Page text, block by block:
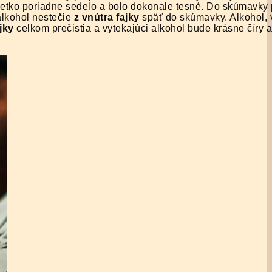
poriadne sedelo a bolo dokonale tesné. Do
nestečie z vnútra fajky späť do skúmavky. Alkohol,
celkom prečistia a vytekajúci alkohol bude krásne číry